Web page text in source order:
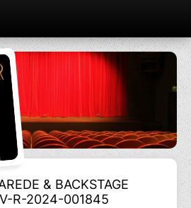
& BACKSTAGE
R-2024-001845